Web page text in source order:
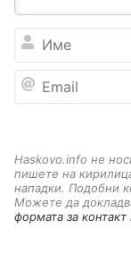
Haskovo.info не
пишете на
нападки. Подобни
Можете да
формата за контакт